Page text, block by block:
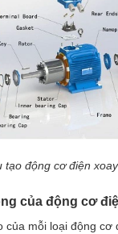
tạo động cơ điện
của động cơ
của mỗi loại động cơ